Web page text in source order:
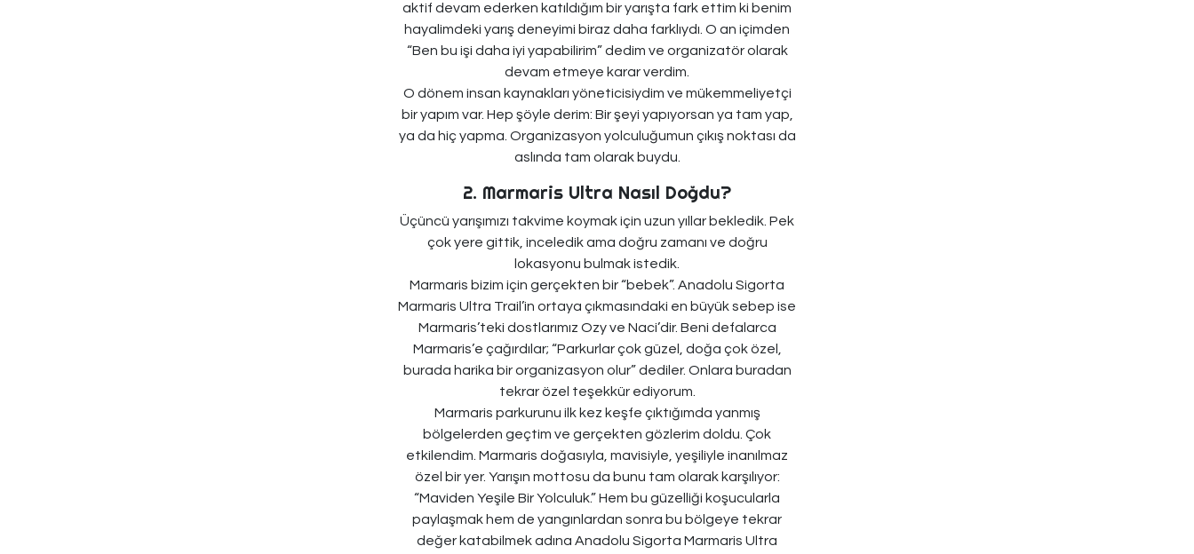
aktif devam ederken katıldığım bir yarışta fark ettim ki benim
hayalimdeki yarış deneyimi biraz daha farklıydı. O an içimden
“Ben bu işi daha iyi yapabilirim” dedim ve organizatör olarak
devam etmeye karar verdim.
O dönem insan kaynakları yöneticisiydim ve mükemmeliyetçi
bir yapım var. Hep şöyle derim: Bir şeyi yapıyorsan ya tam yap,
ya da hiç yapma. Organizasyon yolculuğumun çıkış noktası da
aslında tam olarak buydu.
2. Marmaris Ultra Nasıl Doğdu?
Üçüncü yarışımızı takvime koymak için uzun yıllar bekledik. Pek
çok yere gittik, inceledik ama doğru zamanı ve doğru
lokasyonu bulmak istedik.
Marmaris bizim için gerçekten bir “bebek”. Anadolu Sigorta
Marmaris Ultra Trail’in ortaya çıkmasındaki en büyük sebep ise
Marmaris’teki dostlarımız Ozy ve Naci’dir. Beni defalarca
Marmaris’e çağırdılar; “Parkurlar çok güzel, doğa çok özel,
burada harika bir organizasyon olur” dediler. Onlara buradan
tekrar özel teşekkür ediyorum.
Marmaris parkurunu ilk kez keşfe çıktığımda yanmış
bölgelerden geçtim ve gerçekten gözlerim doldu. Çok
etkilendim. Marmaris doğasıyla, mavisiyle, yeşiliyle inanılmaz
özel bir yer. Yarışın mottosu da bunu tam olarak karşılıyor:
“Maviden Yeşile Bir Yolculuk.” Hem bu güzelliği koşucularla
paylaşmak hem de yangınlardan sonra bu bölgeye tekrar
değer katabilmek adına Anadolu Sigorta Marmaris Ultra